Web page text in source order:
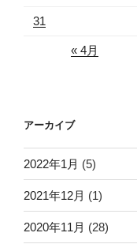
31
« 4月
アーカイブ
2022年1月 (5)
2021年12月 (1)
2020年11月 (28)